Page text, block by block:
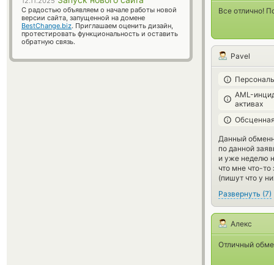
Все отлично!
Pavel
AML-
активах
Данный
по данной
и уже неделю
что мне что-
(пишут что у
Развернуть (7)
Алекс
Отличный
С радостью объявляем о начале работы новой
версии сайта, запущенной на домене
BestChange.biz. Приглашаем оценить дизайн,
протестировать функциональность и оставить
обратную связь.